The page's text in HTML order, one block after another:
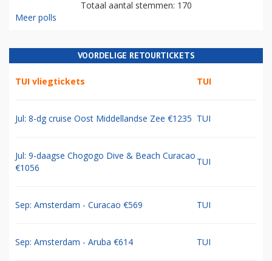
Totaal aantal stemmen: 170
Meer polls
VOORDELIGE RETOURTICKETS
TUI vliegtickets TUI
Jul: 8-dg cruise Oost Middellandse Zee €1235 TUI
Jul: 9-daagse Chogogo Dive & Beach Curacao
€1056
TUI
Sep: Amsterdam - Curacao €569 TUI
Sep: Amsterdam - Aruba €614 TUI